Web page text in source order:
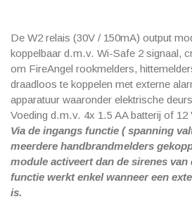
De W2 relais (30V / 150mA) output
koppelbaar d.m.v. Wi-Safe 2 signaal,
om FireAngel rookmelders,
draadloos te koppelen met externe
apparatuur waaronder elektrische
Voeding d.m.v. 4x 1.5 AA batterij of
Via de ingangs functie ( spanning
meerdere handbrandmelders
module activeert dan de sirenes van
functie werkt enkel wanneer een
is.